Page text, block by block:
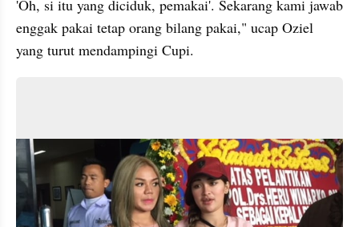
'Oh, si itu yang diciduk, pemakai'. Sekarang kami jawab
enggak pakai tetap orang bilang pakai," ucap Oziel
yang turut mendampingi Cupi.